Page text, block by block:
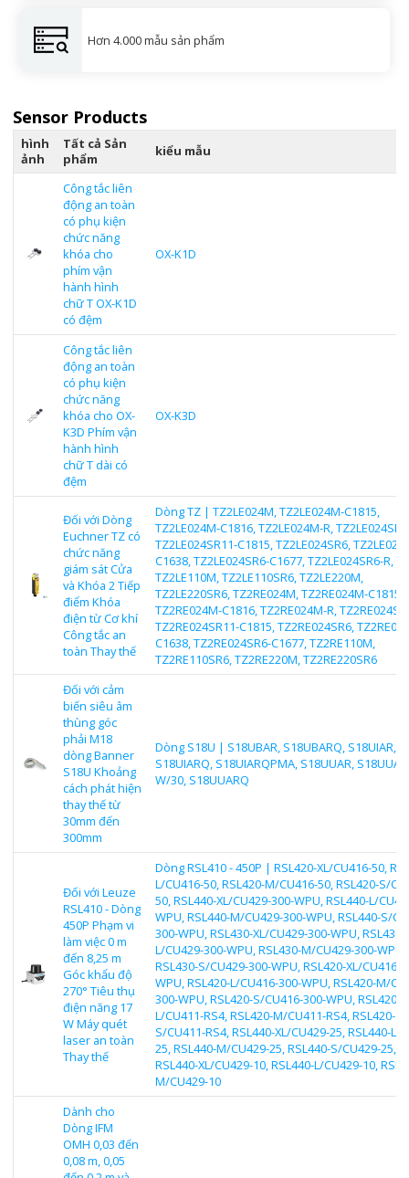
Hơn 4.000 mẫu sản phẩm
Sensor Products
hình
ảnh
Tất cả Sản
phẩm
kiểu mẫu
Công tắc liên
động an toàn
có phụ kiện
chức năng
khóa cho
phím vận
hành hình
chữ T OX-K1D
có đệm
OX-K1D
Công tắc liên
động an toàn
có phụ kiện
chức năng
khóa cho OX-
K3D Phím vận
hành hình
chữ T dài có
đệm
OX-K3D
Đối với Dòng
Euchner TZ có
chức năng
giám sát Cửa
và Khóa 2 Tiếp
điểm Khóa
điện từ Cơ khí
Công tắc an
toàn Thay thế
Dòng TZ | TZ2LE024M, TZ2LE024M-C1815,
TZ2LE024M-C1816, TZ2LE024M-R,
TZ2LE024SR11-C1815, TZ2LE024SR6,
C1638, TZ2LE024SR6-C1677, TZ2LE024SR6-R,
TZ2LE110M, TZ2LE110SR6, TZ2LE220M,
TZ2LE220SR6, TZ2RE024M, TZ2RE024M-C1815,
TZ2RE024M-C1816, TZ2RE024M-R,
TZ2RE024SR11-C1815, TZ2RE024SR6,
C1638, TZ2RE024SR6-C1677, TZ2RE110M,
TZ2RE110SR6, TZ2RE220M, TZ2RE220SR6
Đối với cảm
biến siêu âm
thùng góc
phải M18
dòng Banner
S18U Khoảng
cách phát hiện
thay thế từ
30mm đến
300mm
Dòng S18U | S18UBAR, S18UBARQ, S18UIAR,
S18UIARQ, S18UIARQPMA, S18UUAR, S18UUAR
W/30, S18UUARQ
Đối với Leuze
RSL410 - Dòng
450P Phạm vi
làm việc 0 m
đến 8,25 m
Góc khẩu độ
270° Tiêu thụ
điện năng 17
W Máy quét
laser an toàn
Thay thế
Dòng RSL410 - 450P | RSL420-XL/CU416-50,
L/CU416-50, RSL420-M/CU416-50, RSL420-S/
50, RSL440-XL/CU429-300-WPU, RSL440-L/
WPU, RSL440-M/CU429-300-WPU, RSL440-S/
300-WPU, RSL430-XL/CU429-300-WPU, RSL430-
L/CU429-300-WPU, RSL430-M/CU429-300-WPU,
RSL430-S/CU429-300-WPU, RSL420-XL/CU416-
WPU, RSL420-L/CU416-300-WPU, RSL420-M/
300-WPU, RSL420-S/CU416-300-WPU, RSL420-
L/CU411-RS4, RSL420-M/CU411-RS4, RSL420-
S/CU411-RS4, RSL440-XL/CU429-25, RSL440-L/
25, RSL440-M/CU429-25, RSL440-S/CU429-25,
RSL440-XL/CU429-10, RSL440-L/CU429-10,
M/CU429-10
Dành cho
Dòng IFM
OMH 0,03 đến
0,08 m, 0,05